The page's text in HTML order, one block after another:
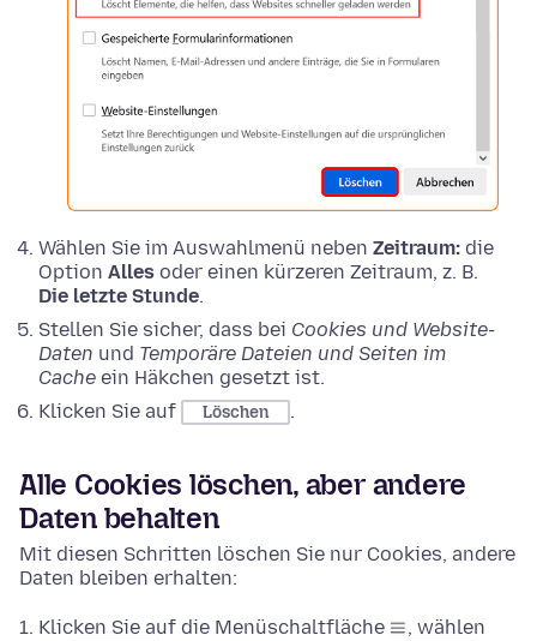
Wählen Sie im Auswahlmenü neben Zeitraum: die
Option Alles oder einen kürzeren Zeitraum, z. B.
Die letzte Stunde.
Stellen Sie sicher, dass bei Cookies und Website-
Daten und Temporäre Dateien und Seiten im
Cache ein Häkchen gesetzt ist.
Klicken Sie auf
Löschen .
Alle Cookies löschen, aber andere
Daten behalten
Mit diesen Schritten löschen Sie nur Cookies, andere
Daten bleiben erhalten:
Klicken Sie auf die Menüschaltfläche
, wählen